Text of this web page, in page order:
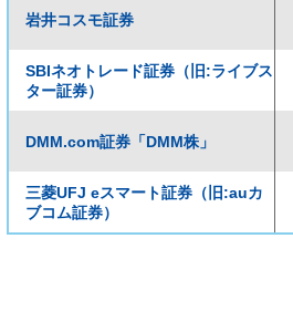
岩井コスモ証券
SBIネオトレード証券（旧:ライブス
ター証券）
DMM.com証券「DMM株」
三菱UFJ eスマート証券（旧:auカ
ブコム証券）